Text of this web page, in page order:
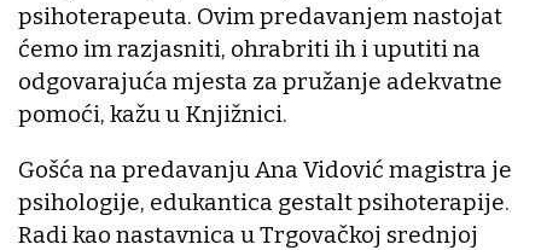
psihoterapeuta. Ovim predavanjem nastojat
ćemo im razjasniti, ohrabriti ih i uputiti na
odgovarajuća mjesta za pružanje adekvatne
pomoći, kažu u Knjižnici.
Gošća na predavanju Ana Vidović magistra je
psihologije, edukantica gestalt psihoterapije.
Radi kao nastavnica u Trgovačkoj srednjoj